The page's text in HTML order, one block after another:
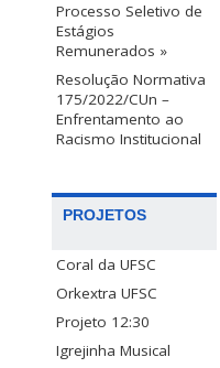
Processo Seletivo de
Estágios
Remunerados »
Resolução Normativa
175/2022/CUn –
Enfrentamento ao
Racismo Institucional
PROJETOS
Coral da UFSC
Orkextra UFSC
Projeto 12:30
Igrejinha Musical